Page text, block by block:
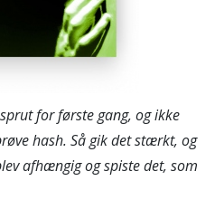
for første gang, og ikke
hash. Så gik det stærkt, og
afhængig og spiste det, som